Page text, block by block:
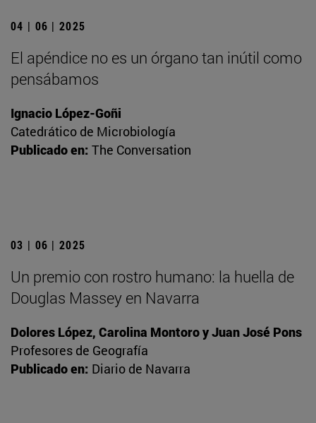
04 | 06 | 2025
El apéndice no es un órgano tan inútil como
pensábamos
Ignacio López-Goñi
Catedrático de Microbiología
Publicado en: The Conversation
03 | 06 | 2025
Un premio con rostro humano: la huella de
Douglas Massey en Navarra
Dolores López, Carolina Montoro y Juan José Pons
Profesores de Geografía
Publicado en: Diario de Navarra